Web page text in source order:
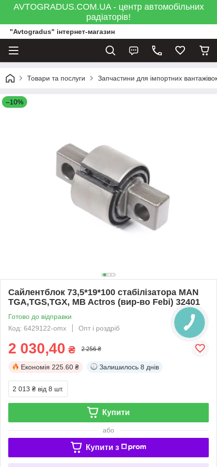
AVTOGRADUS.COM.UA - центр автомобільних
радіаторів!
"Avtogradus" інтернет-магазин
Товари та послуги Запчастини для імпортних
–10%
Сайлентблок 73,5*19*100 стабілізатора MAN
TGA,TGS,TGX, MB Actros (вир-во Febi) 32401
Готово до відправки
Код: 6429122-omx
Опт і роздріб
2 030,40 ₴ 2 256 ₴
Економія 225.60 ₴ Залишилось 8 днів
2 013 ₴ від 8 шт.
Купити
або
Купити з